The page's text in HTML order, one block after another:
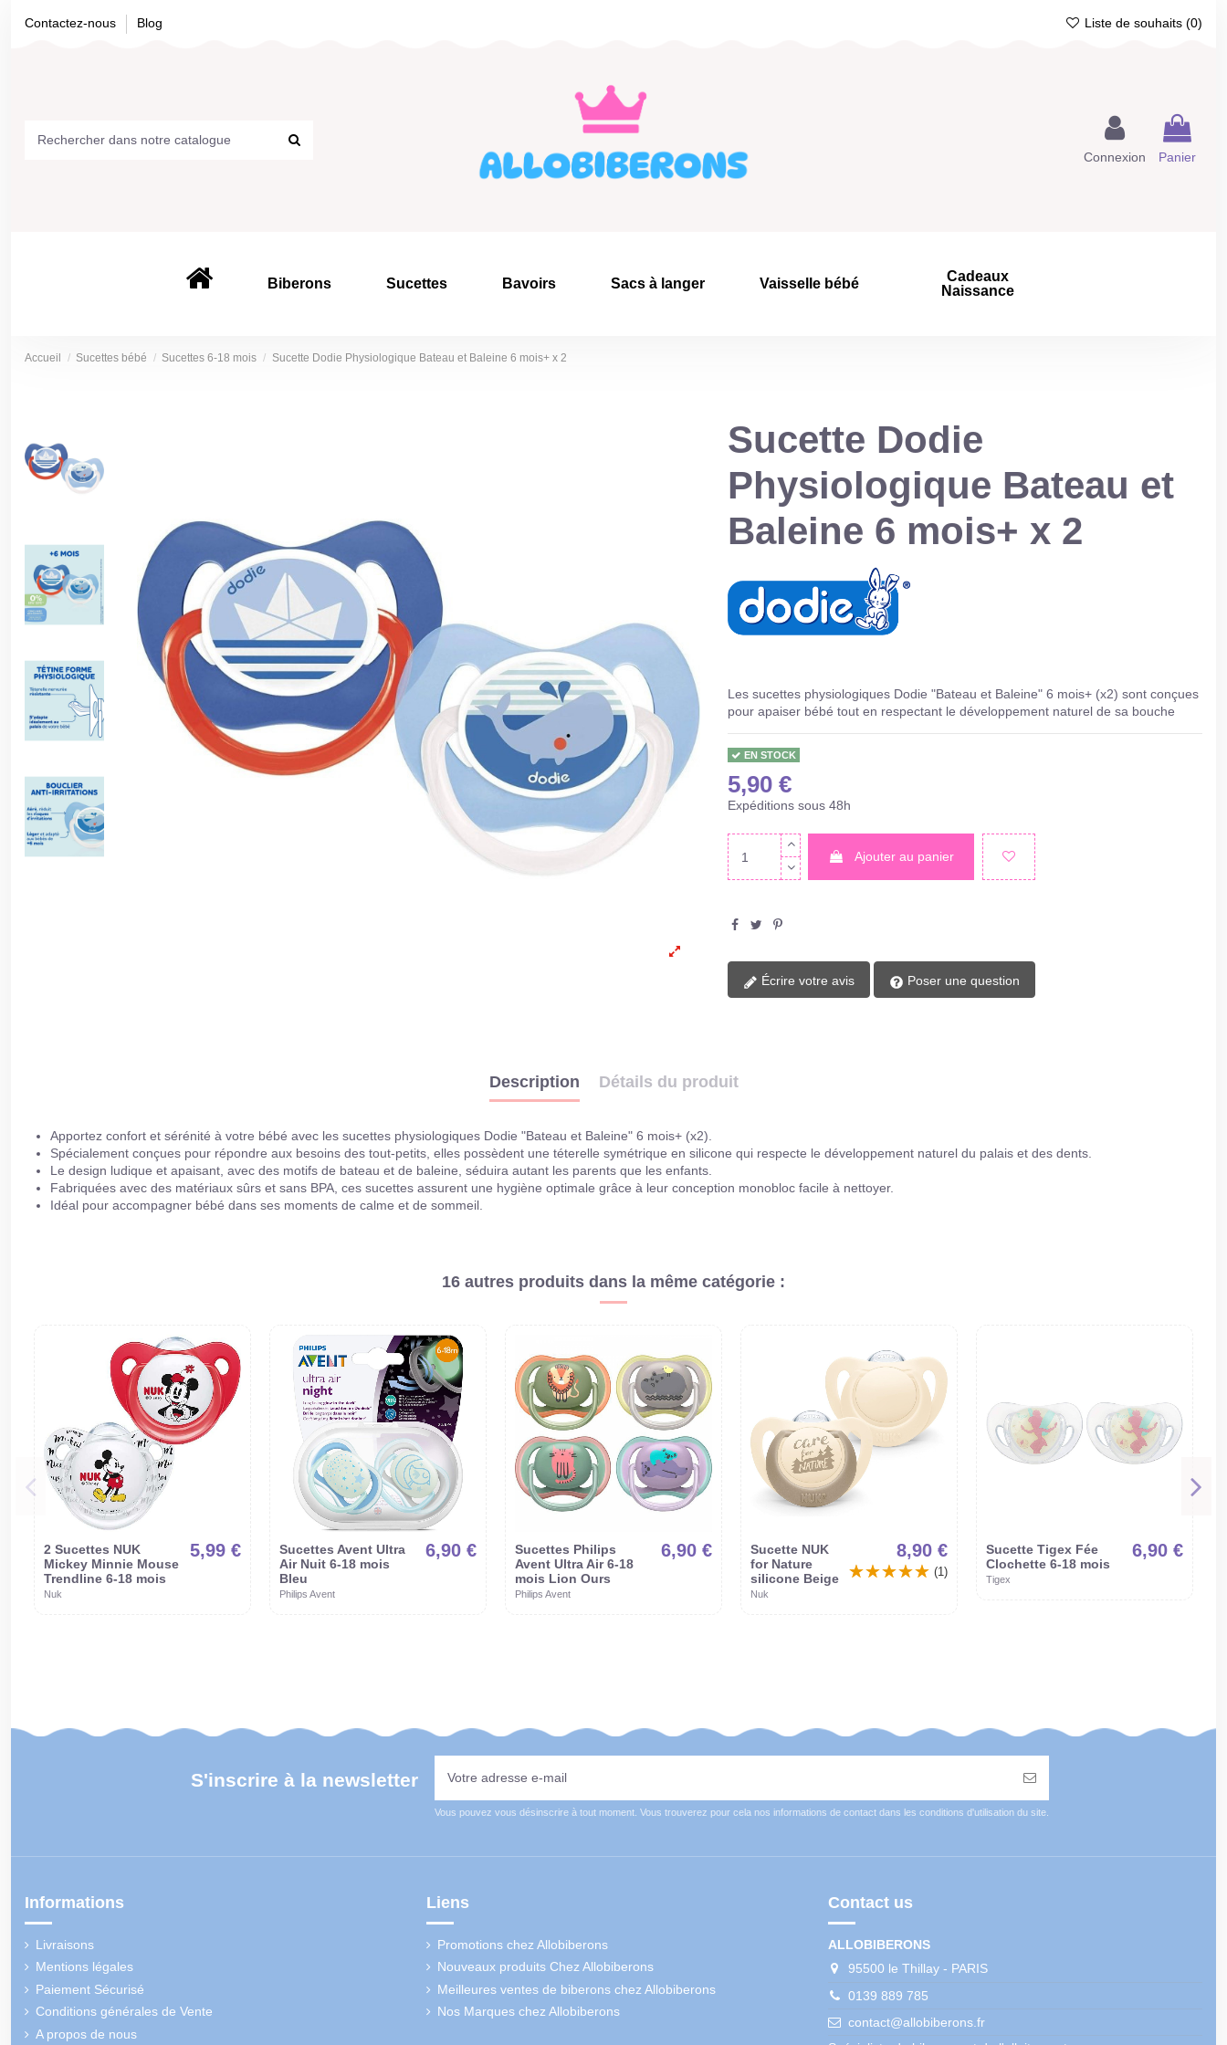
Contactez-nous Blog Liste de souhaits (0)
Connexion Panier
Biberons Sucettes Bavoirs Sacs à langer Vaisselle bébé
Cadeaux
Naissance
Accueil Sucettes bébé Sucettes 6-18 mois Sucette Dodie Physiologique Bateau et Baleine 6 mois+ x 2
Sucette Dodie
Physiologique Bateau et
Baleine 6 mois+ x 2
Les sucettes physiologiques Dodie "Bateau et Baleine" 6 mois+ (x2) sont conçues
pour apaiser bébé tout en respectant le développement naturel de sa bouche
EN STOCK
5,90 €
Expéditions sous 48h
Ajouter au panier
Écrire votre avis Poser une question
Description Détails du produit
Apportez confort et sérénité à votre bébé avec les sucettes physiologiques Dodie "Bateau et Baleine" 6 mois+ (x2).
Spécialement conçues pour répondre aux besoins des tout-petits, elles possèdent une téterelle symétrique en silicone qui respecte le développement naturel du palais et des dents.
Le design ludique et apaisant, avec des motifs de bateau et de baleine, séduira autant les parents que les enfants.
Fabriquées avec des matériaux sûrs et sans BPA, ces sucettes assurent une hygiène optimale grâce à leur conception monobloc facile à nettoyer.
Idéal pour accompagner bébé dans ses moments de calme et de sommeil.
16 autres produits dans la même catégorie :
2 Sucettes NUK
Mickey Minnie Mouse
Trendline 6-18 mois
Nuk
5,99 €
Sucettes Avent Ultra
Air Nuit 6-18 mois
Bleu
Philips Avent
6,90 €
Sucettes Philips
Avent Ultra Air 6-18
mois Lion Ours
Philips Avent
6,90 €
Sucette NUK
for Nature
silicone Beige
Nuk
8,90 €
(1)
Sucette Tigex Fée
Clochette 6-18 mois
Tigex
6,90 €
S'inscrire à la newsletter
Vous pouvez vous désinscrire à tout moment. Vous trouverez pour cela nos informations de contact dans les conditions d'utilisation du site.
Informations
Livraisons
Mentions légales
Paiement Sécurisé
Conditions générales de Vente
A propos de nous
Liens
Promotions chez Allobiberons
Nouveaux produits Chez Allobiberons
Meilleures ventes de biberons chez Allobiberons
Nos Marques chez Allobiberons
Contact us
ALLOBIBERONS
95500 le Thillay - PARIS
0139 889 785
contact@allobiberons.fr